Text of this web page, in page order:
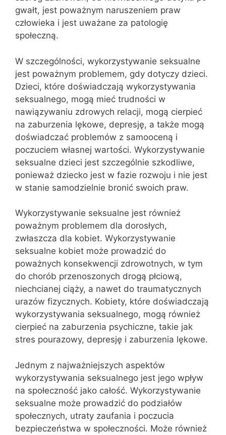
gwałt, jest poważnym naruszeniem praw
człowieka i jest uważane za patologię
społeczną.
W szczególności, wykorzystywanie seksualne
jest poważnym problemem, gdy dotyczy dzieci.
Dzieci, które doświadczają wykorzystywania
seksualnego, mogą mieć trudności w
nawiązywaniu zdrowych relacji, mogą cierpieć
na zaburzenia lękowe, depresję, a także mogą
doświadczać problemów z samooceną i
poczuciem własnej wartości. Wykorzystywanie
seksualne dzieci jest szczególnie szkodliwe,
ponieważ dziecko jest w fazie rozwoju i nie jest
w stanie samodzielnie bronić swoich praw.
Wykorzystywanie seksualne jest również
poważnym problemem dla dorosłych,
zwłaszcza dla kobiet. Wykorzystywanie
seksualne kobiet może prowadzić do
poważnych konsekwencji zdrowotnych, w tym
do chorób przenoszonych drogą płciową,
niechcianej ciąży, a nawet do traumatycznych
urazów fizycznych. Kobiety, które doświadczają
wykorzystywania seksualnego, mogą również
cierpieć na zaburzenia psychiczne, takie jak
stres pourazowy, depresję i zaburzenia lękowe.
Jednym z najważniejszych aspektów
wykorzystywania seksualnego jest jego wpływ
na społeczność jako całość. Wykorzystywanie
seksualne może prowadzić do podziałów
społecznych, utraty zaufania i poczucia
bezpieczeństwa w społeczności. Może również